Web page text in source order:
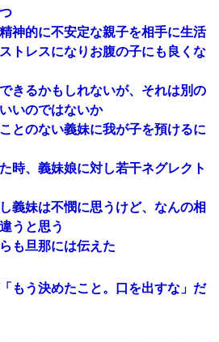
神的に不安定な親子を相手に生活
トレスになりお腹の子にも良くな
きるかもしれないが、それは別の
いのではないか
とのない義妹に我が子を預けるに
時、義妹娘に対し若干ネグレクト
義妹は不憫に思うけど、なんの相
うと思う
も旦那には伝えた
もう決めたこと。口を出すな」だ